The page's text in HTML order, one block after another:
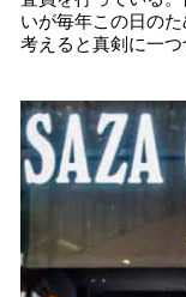
いが毎年この日の
考えると真剣に一つ